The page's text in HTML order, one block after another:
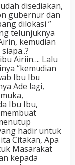
disediakan,
gubernur dan
dilokasi ”
telunjuknya
kemudian
Airiin…. Lalu
“kemudian
Ibu Ibu
Ade lagi,
Ibu Ibu,
hadir untuk
Citakan, Apa
Masarakat
kepada